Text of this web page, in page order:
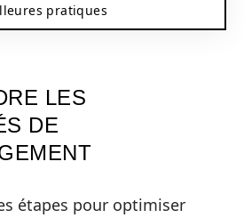
pratiques
LES
DE
étapes pour optimiser